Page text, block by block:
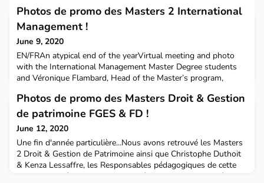
Photos de promo des Masters 2 International
Management !
June 9, 2020
EN/FRAn atypical end of the yearVirtual meeting and photo
with the International Management Master Degree students
and Véronique Flambard, Head of the Master’s program,
they will live as Alumni !We wish them the best for the end of
their work-study training and the begining of their
professional life… See you all 12th of February to cele
Photos de promo des Masters Droit & Gestion
de patrimoine FGES & FD !
June 12, 2020
Une fin d'année particulière...Nous avons retrouvé les Masters
2 Droit & Gestion de Patrimoine ainsi que Christophe Duthoit
& Kenza Lessaffre, les Responsables pédagogiques de cette
classe partagée FD & FGES pour réaliser un bilan d'année et